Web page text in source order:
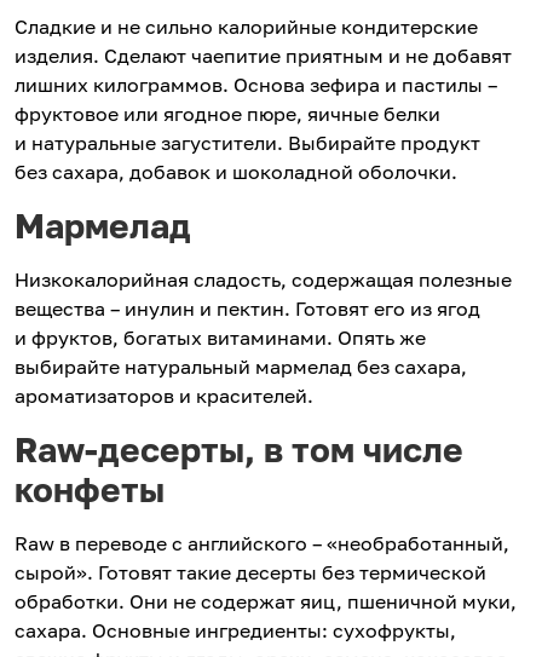
Сладкие и не сильно калорийные кондитерские
изделия. Сделают чаепитие приятным и не добавят
лишних килограммов. Основа зефира и пастилы –
фруктовое или ягодное пюре, яичные белки
и натуральные загустители. Выбирайте продукт
без сахара, добавок и шоколадной оболочки.
Мармелад
Низкокалорийная сладость, содержащая полезные
вещества – инулин и пектин. Готовят его из ягод
и фруктов, богатых витаминами. Опять же
выбирайте натуральный мармелад без сахара,
ароматизаторов и красителей.
Raw-десерты, в том числе
конфеты
Raw в переводе с английского – «необработанный,
сырой». Готовят такие десерты без термической
обработки. Они не содержат яиц, пшеничной муки,
сахара. Основные ингредиенты: сухофрукты,